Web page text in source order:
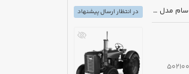
مزایده دولتی تراکتور 4 سیلندر سام مدل 1385
در انتظار ارسال پیشنهاد